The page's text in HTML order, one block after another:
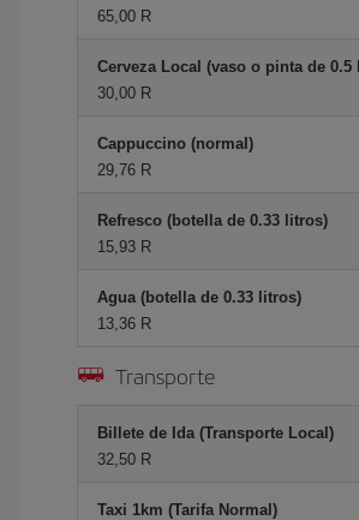
65,00 R
Cerveza Local (vaso o pinta de 0.5
30,00 R
Cappuccino (normal)
29,76 R
Refresco (botella de 0.33 litros)
15,93 R
Agua (botella de 0.33 litros)
13,36 R
Transporte
Billete de Ida (Transporte Local)
32,50 R
Taxi 1km (Tarifa Normal)